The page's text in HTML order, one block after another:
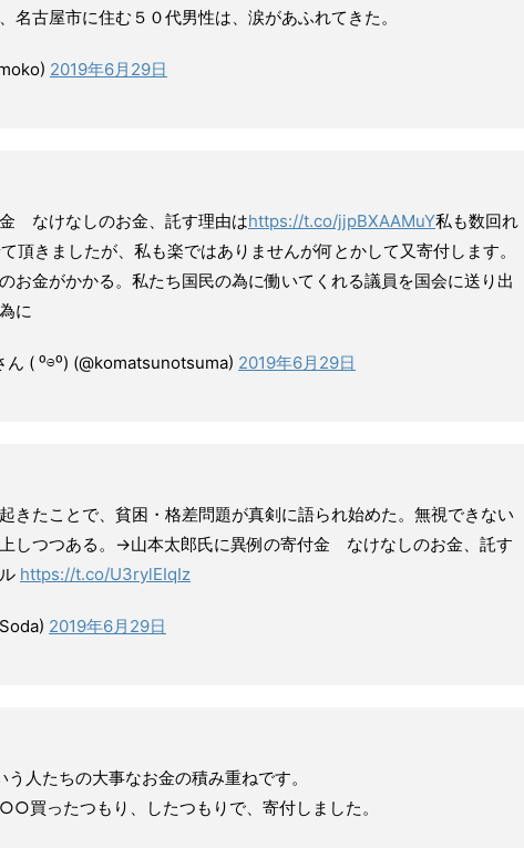
名古屋市に住む５０代男性は、涙があふれてきた。
2019年6月29日
なけなしのお金、託す理由はhttps://t.co/jjpBXAAMuY私も数回れ
頂きましたが、私も楽ではありませんが何とかして又寄付します。
お金がかかる。私たち国民の為に働いてくれる議員を国会に送り出
に
( ⁰⊖⁰) (@komatsunotsuma) 2019年6月29日
きたことで、貧困・格差問題が真剣に語られ始めた。無視できない
しつつある。→山本太郎氏に異例の寄付金 なけなしのお金、託す
https://t.co/U3rylEIqIz
2019年6月29日
人たちの大事なお金の積み重ねです。
買ったつもり、したつもりで、寄付しました。